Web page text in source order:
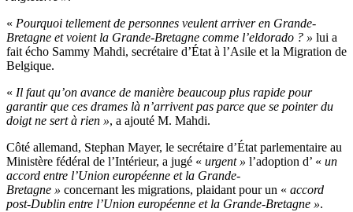
« Pourquoi tellement de personnes veulent arriver en Grande-
Bretagne et voient la Grande-Bretagne comme l’eldorado ? » lui a
fait écho Sammy Mahdi, secrétaire d’État à l’Asile et la Migration de
Belgique.
« Il faut qu’on avance de manière beaucoup plus rapide pour
garantir que ces drames là n’arrivent pas parce que se pointer du
doigt ne sert à rien », a ajouté M. Mahdi.
Côté allemand, Stephan Mayer, le secrétaire d’État parlementaire au
Ministère fédéral de l’Intérieur, a jugé « urgent » l’adoption d’ « un
accord entre l’Union européenne et la Grande-
Bretagne » concernant les migrations, plaidant pour un « accord
post-Dublin entre l’Union européenne et la Grande-Bretagne ».